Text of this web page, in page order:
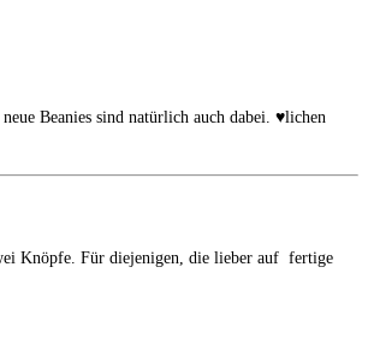
Beanies sind natürlich auch dabei. ♥lichen
Knöpfe. Für diejenigen, die lieber auf fertige